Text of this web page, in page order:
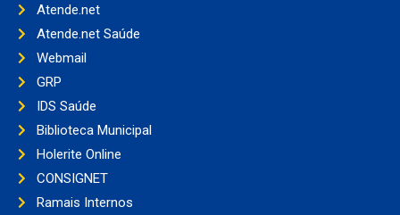
Atende.net
Atende.net Saúde
Webmail
GRP
IDS Saúde
Biblioteca Municipal
Holerite Online
CONSIGNET
Ramais Internos